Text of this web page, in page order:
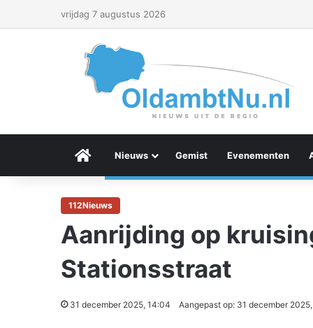
vrijdag 7 augustus 2026
Menu Item
Nieuws Gemist Evenementen
112Nieuws
Aanrijding op
Stationsstraat
31 december 2025, 14:04 Aangepast op: 31 december